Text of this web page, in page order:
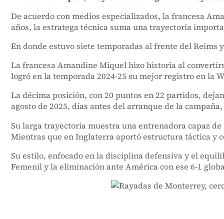
De acuerdo con medios especializados, la francesa
años, la estratega técnica suma una trayectoria
En donde estuvo siete temporadas al frente del Reims
La francesa Amandine Miquel hizo historia al
logró en la temporada 2024-25 su mejor registro en la
La décima posición, con 20 puntos en 22 partidos,
agosto de 2025, días antes del arranque de la
Su larga trayectoria muestra una entrenadora capaz
Mientras que en Inglaterra aportó estructura táctica y
Su estilo, enfocado en la disciplina defensiva y el
Femenil y la eliminación ante América con ese 6-1